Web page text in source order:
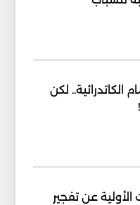
الكاتدرائية.. لكن
عن تفجير